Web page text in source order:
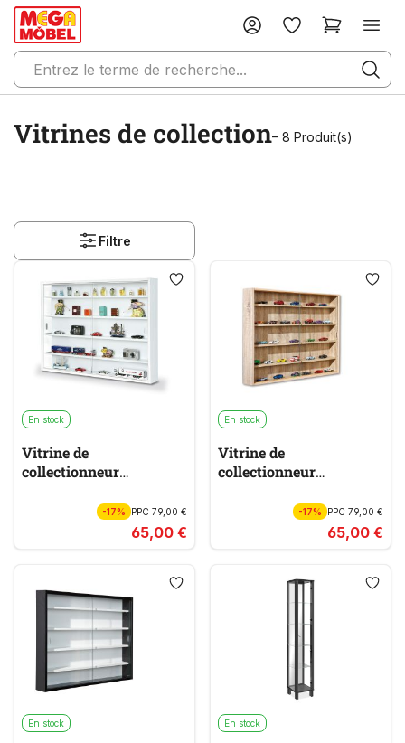
Vitrines de collection– 8 Produit(s)
Filtre
En stock
Vitrine de
collectionneur
-17% PPC 79,00 €
65,00 €
En stock
Vitrine de
collectionneur
-17% PPC79,00 €
65,00 €
En stock En stock